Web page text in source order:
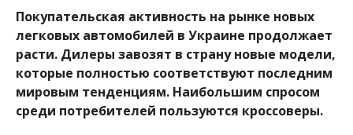
Покупательская активность на рынке новых
легковых автомобилей в Украине продолжает
расти. Дилеры завозят в страну новые модели,
которые полностью соответствуют последним
мировым тенденциям. Наибольшим спросом
среди потребителей пользуются кроссоверы.